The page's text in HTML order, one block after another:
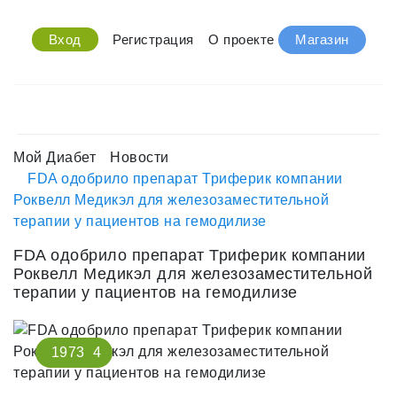
Вход Регистрация О проекте Магазин
Мой Диабет
Новости
FDA одобрило препарат Триферик компании
Роквелл Медикэл для железозаместительной
терапии у пациентов на гемодилизе
FDA одобрило препарат Триферик компании
Роквелл Медикэл для железозаместительной
терапии у пациентов на гемодилизе
1973 4